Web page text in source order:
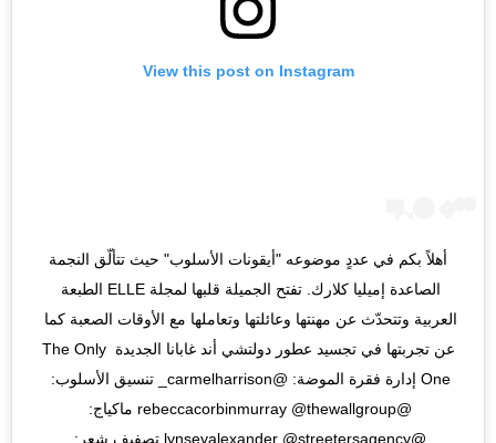
View this post on Instagram
أهلاً بكم في عددٍ موضوعه "أيقونات الأسلوب" حيث تتألّق النجمة
الصاعدة إميليا كلارك. تفتح الجميلة قلبها لمجلة ELLE الطبعة
العربية وتتحدّث عن مهنتها وعائلتها وتعاملها مع الأوقات الصعبة كما
عن تجربتها في تجسيد عطور دولتشي أند غابانا الجديدة The Only
One إدارة فقرة الموضة: @carmelharrison_ تنسيق الأسلوب:
@rebeccacorbinmurray @thewallgroup ماكياج:
@lynseyalexander @streetersagency تصفيف شعر: